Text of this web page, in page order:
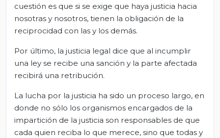
cuestión es que si se exige que haya justicia hacia
nosotras y nosotros, tienen la obligación de la
reciprocidad con las y los demás.
Por último, la justicia legal dice que al incumplir
una ley se recibe una sanción y la parte afectada
recibirá una retribución.
La lucha por la justicia ha sido un proceso largo, en
donde no sólo los organismos encargados de la
impartición de la justicia son responsables de que
cada quien reciba lo que merece, sino que todas y